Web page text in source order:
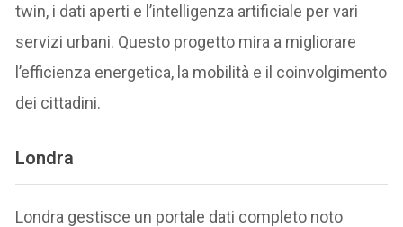
twin, i dati aperti e l’intelligenza artificiale per vari
servizi urbani. Questo progetto mira a migliorare
l’efficienza energetica, la mobilità e il coinvolgimento
dei cittadini.
Londra
Londra gestisce un portale dati completo noto